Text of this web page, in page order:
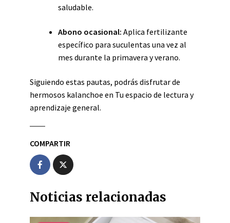
saludable.
Abono ocasional: Aplica fertilizante
específico para suculentas una vez al
mes durante la primavera y verano.
Siguiendo estas pautas, podrás disfrutar de
hermosos kalanchoe en Tu espacio de lectura y
aprendizaje general.
COMPARTIR
Noticias relacionadas